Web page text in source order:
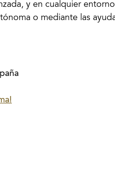
y en cualquier
o mediante las